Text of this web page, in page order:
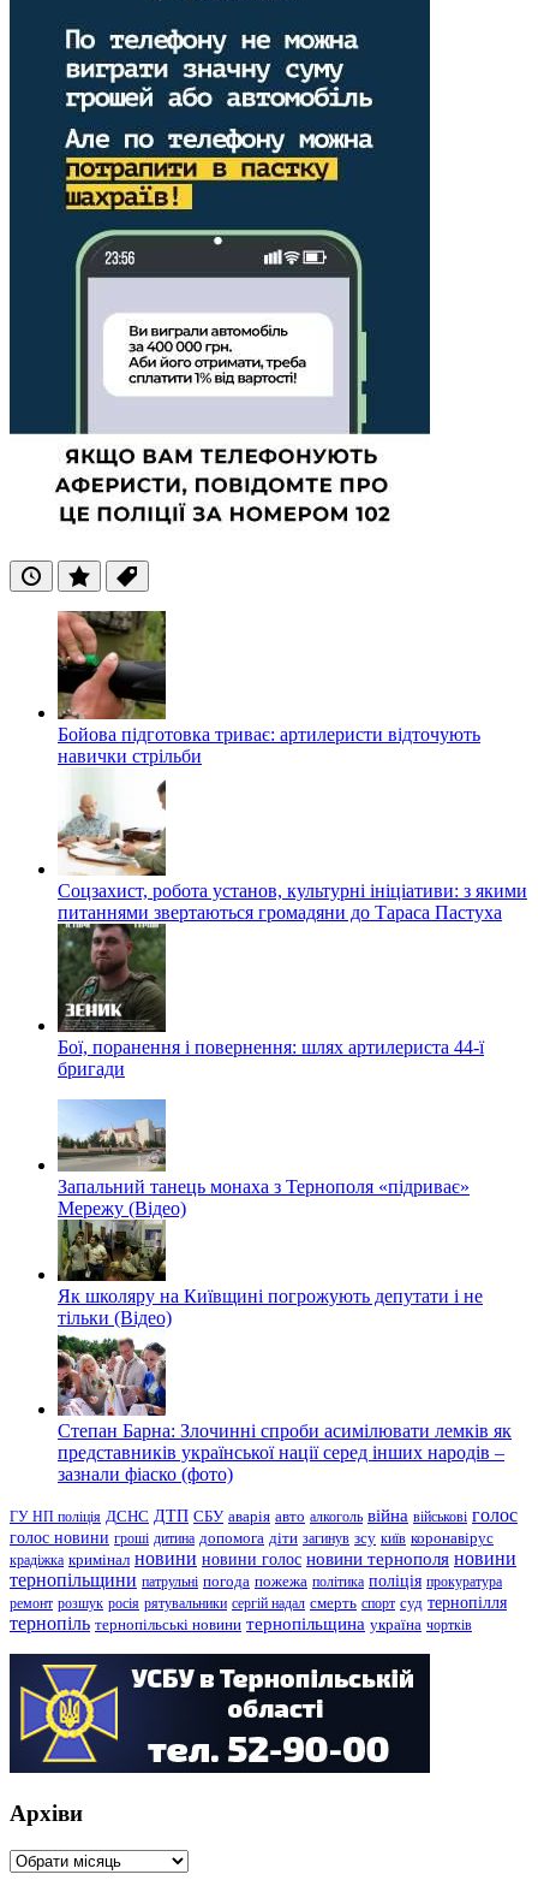
ОстанніПопулярні
Теги
Бойова підготовка триває: артилеристи відточують
навички стрільби
Соцзахист, робота установ, культурні ініціативи: з якими
питаннями звертаються громадяни до Тараса Пастуха
Бої, поранення і повернення: шлях артилериста 44-ї
бригади
Запальний танець монаха з Тернополя «підриває»
Мережу (Відео)
Як школяру на Київщині погрожують депутати і не
тільки (Відео)
Степан Барна: Злочинні спроби асимілювати лемків як
представників української нації серед інших народів –
зазнали фіаско (фото)
ГУ НП поліція ДСНС ДТП СБУ аварія авто алкоголь війна військові голос
голос новини гроші дитина допомога діти загинув зсу київ коронавірус
крадіжка кримінал новини новини голос новини тернополя новини
тернопільщини патрульні погода пожежа політика поліція прокуратура
ремонт розшук росія рятувальники сергій надал смерть спорт суд тернопілля
тернопіль тернопільські новини тернопільщина україна чортків
Архіви
Архіви